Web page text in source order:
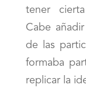
tener
Cabe
de las
formaba
replicar la